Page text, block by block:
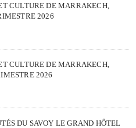
CULTURE DE MARRAKECH,
2026
CULTURE DE MARRAKECH,
2026
DU SAVOY LE GRAND HÔTEL